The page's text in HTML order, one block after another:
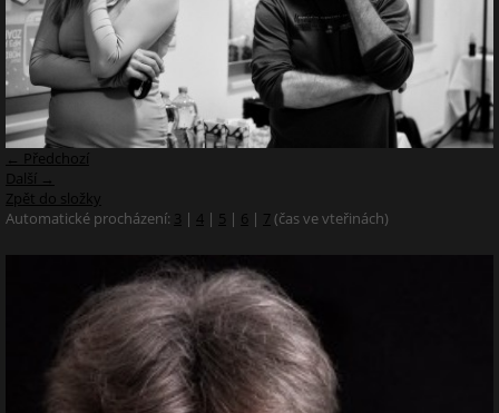
← Předchozí
Další →
Zpět do složky
Automatické procházení: 3 | 4 | 5 | 6 | 7 (čas ve vteřinách)